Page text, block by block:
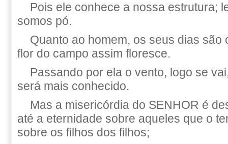
Pois ele conhece a nossa estrutura;
somos pó.
Quanto ao homem, os seus dias são
flor do campo assim floresce.
Passando por ela o vento, logo se
será mais conhecido.
Mas a misericórdia do SENHOR é
até a eternidade sobre aqueles que o
sobre os filhos dos filhos;